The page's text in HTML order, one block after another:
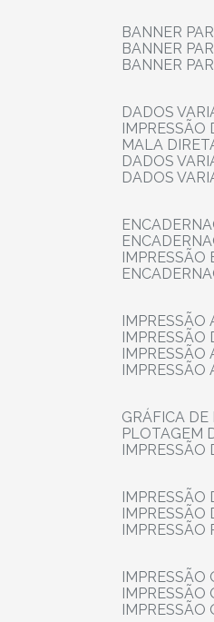
BANNER
BANNER
BANNER
DADOS
MALA
DADOS
DADOS
GRÁFICA
PLOTAGEM
IMPRESSÃO
IMPRESSÃO
IMPRESSÃO